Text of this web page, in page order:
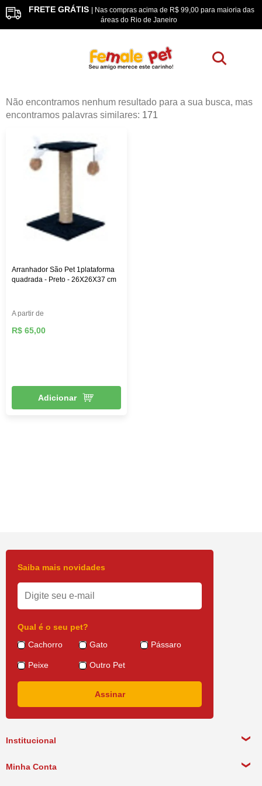
FRETE GRÁTIS | Nas compras acima de R$ 99,00 para maioria das
áreas do Rio de Janeiro
Não encontramos nenhum resultado para a sua busca, mas
encontramos palavras similares: 171
Arranhador São Pet 1plataforma
quadrada - Preto - 26X26X37 cm
A partir de
R$ 65,00
Adicionar
Institucional
Minha Conta
Saiba mais novidades
Qual é o seu pet?
Cachorro
Gato Pássaro
Peixe Outro Pet